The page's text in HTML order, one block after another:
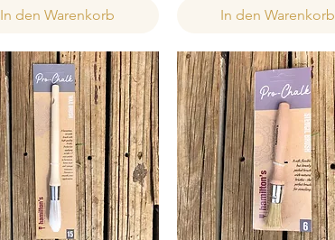
In den Warenkorb In den Warenkorb